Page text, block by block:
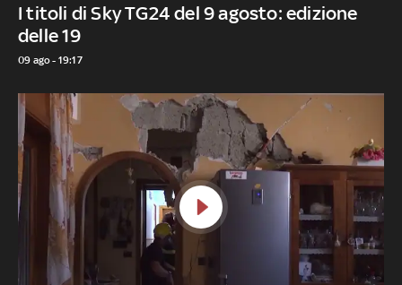
I titoli di Sky TG24 del 9 agosto: edizione
delle 19
09 ago - 19:17